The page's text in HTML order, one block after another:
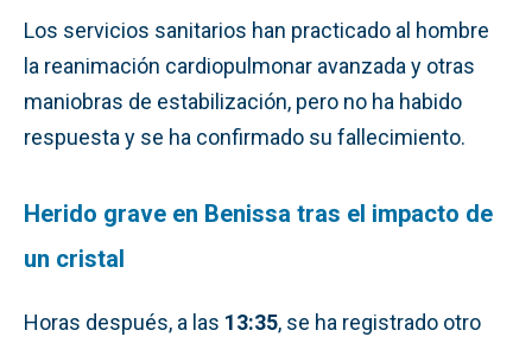
Los servicios sanitarios han practicado al hombre
la reanimación cardiopulmonar avanzada y otras
maniobras de estabilización, pero no ha habido
respuesta y se ha confirmado su fallecimiento.
Herido grave en Benissa tras el impacto de
un cristal
Horas después, a las 13:35, se ha registrado otro